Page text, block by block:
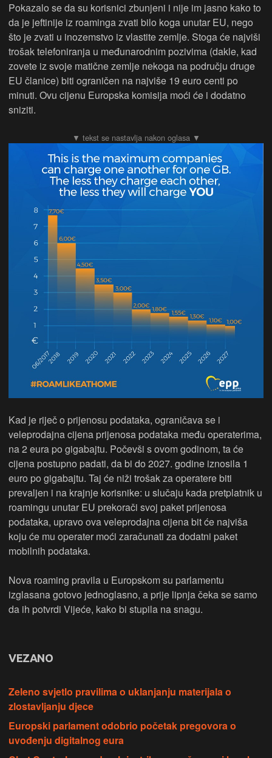
Pokazalo se da su korisnici zbunjeni i nije im jasno kako to
da je jeftinije iz roaminga zvati bilo koga unutar EU, nego
što je zvati u inozemstvo iz vlastite zemlje. Stoga će najviši
trošak telefoniranja u međunarodnim pozivima (dakle, kad
zovete iz svoje matične zemlje nekoga na području druge
EU članice) biti ograničen na najviše 19 euro centi po
minuti. Ovu cijenu Europska komisija moći će i dodatno
sniziti.
Kad je riječ o prijenosu podataka, ograničava se i
veleprodajna cijena prijenosa podataka među operaterima,
na 2 eura po gigabajtu. Počevši s ovom godinom, ta će
cijena postupno padati, da bi do 2027. godine iznosila 1
euro po gigabajtu. Taj će niži trošak za operatere biti
prevaljen i na krajnje korisnike: u slučaju kada pretplatnik u
roamingu unutar EU prekorači svoj paket prijenosa
podataka, upravo ova veleprodajna cijena bit će najviša
koju će mu operater moći zaračunati za dodatni paket
mobilnih podataka.
Nova roaming pravila u Europskom su parlamentu
izglasana gotovo jednoglasno, a prije lipnja čeka se samo
da ih potvrdi Vijeće, kako bi stupila na snagu.
VEZANO
Zeleno svjetlo pravilima o uklanjanju materijala o
zlostavljanju djece
Europski parlament odobrio početak pregovora o
uvođenju digitalnog eura